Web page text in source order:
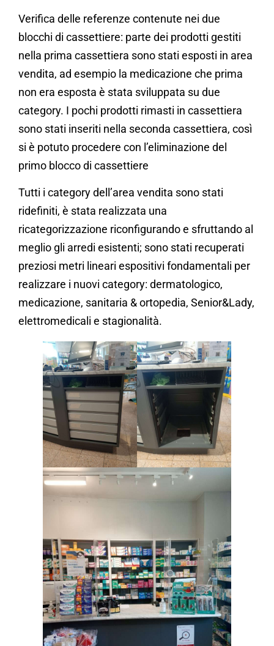
Verifica delle referenze contenute nei due
blocchi di cassettiere: parte dei prodotti gestiti
nella prima cassettiera sono stati esposti in area
vendita, ad esempio la medicazione che prima
non era esposta è stata sviluppata su due
category. I pochi prodotti rimasti in cassettiera
sono stati inseriti nella seconda cassettiera, così
si è potuto procedere con l’eliminazione del
primo blocco di cassettiere
Tutti i category dell’area vendita sono stati
ridefiniti, è stata realizzata una
ricategorizzazione riconfigurando e sfruttando al
meglio gli arredi esistenti; sono stati recuperati
preziosi metri lineari espositivi fondamentali per
realizzare i nuovi category: dermatologico,
medicazione, sanitaria & ortopedia, Senior&Lady,
elettromedicali e stagionalità.